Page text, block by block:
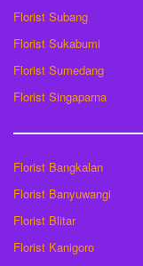
Florist Subang
Florist Sukabumi
Florist Sumedang
Florist Singaparna
Florist Bangkalan
Florist Banyuwangi
Florist Blitar
Florist Kanigoro